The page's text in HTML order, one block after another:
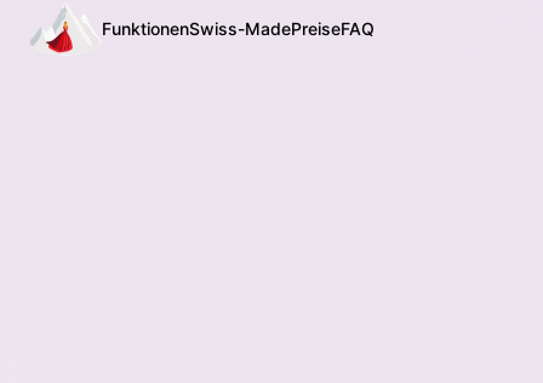
FunktionenSwiss-MadePreiseFAQ